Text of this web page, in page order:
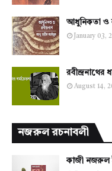
আধুনিকতা ও
January 03,
রবীন্দ্রনাথের
August 14,
নজরুল রচনাবলী
কাজী নজরুল